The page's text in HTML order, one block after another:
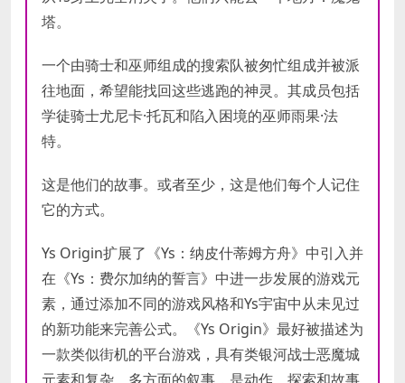
塔。
一个由骑士和巫师组成的搜索队被匆忙组成并被派
往地面，希望能找回这些逃跑的神灵。其成员包括
学徒骑士尤尼卡·托瓦和陷入困境的巫师雨果·法
特。
这是他们的故事。或者至少，这是他们每个人记住
它的方式。
Ys Origin扩展了《Ys：纳皮什蒂姆方舟》中引入并
在《Ys：费尔加纳的誓言》中进一步发展的游戏元
素，通过添加不同的游戏风格和Ys宇宙中从未见过
的新功能来完善公式。《Ys Origin》最好被描述为
一款类似街机的平台游戏，具有类银河战士恶魔城